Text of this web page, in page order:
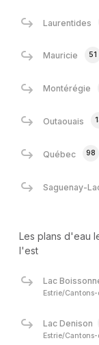
Laurentides
Mauricie 51
Montérégie
Outaouais
Québec 98
Saguenay-
Les plans d'eau
l'est
Lac
Estrie/
Lac Denison
Estrie/